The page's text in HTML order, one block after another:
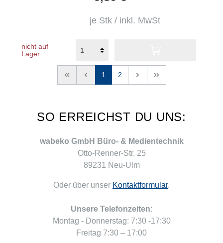
je Stk / inkl. MwSt
nicht auf
Lager
<< < 1 2 > >>
SO ERREICHST DU UNS:
wabeko GmbH Büro- & Medientechnik
Otto-Renner-Str. 25
89231 Neu-Ulm
Oder über unser Kontaktformular.
Unsere Telefonzeiten:
Montag - Donnerstag: 7:30 -17:30
Freitag 7:30 – 17:00